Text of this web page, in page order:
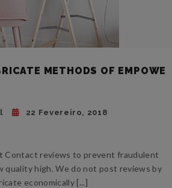
METHODS OF EMPOWE
22 Fevereiro, 2018
Contact reviews to prevent fraudulent
quality high. We do not post reviews by
economically [...]